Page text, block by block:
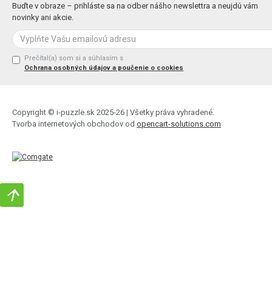
Buďte v obraze – prihláste sa na odber nášho newslettra a neujdú vám
novinky ani akcie.
Prečítal(a) som si a súhlasím s
Ochrana osobných údajov a poučenie o cookies
Copyright © i-puzzle.sk 2025-26 | Všetky práva vyhradené.
Tvorba internetových obchodov od opencart-solutions.com